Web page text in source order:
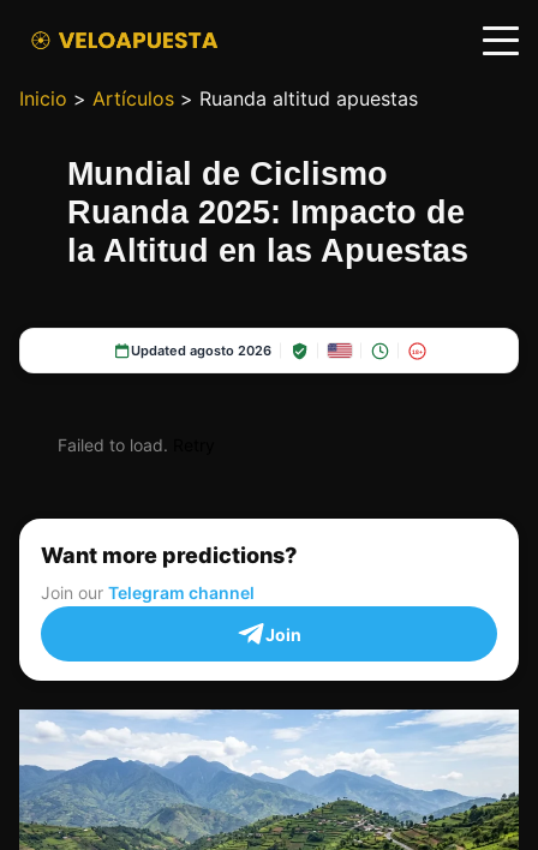
Inicio > Artículos > Ruanda altitud apuestas
Mundial de Ciclismo
Ruanda 2025: Impacto de
la Altitud en las Apuestas
Updated agosto 2026 18+
Failed to load.
Want more predictions?
Join our Telegram channel
Join